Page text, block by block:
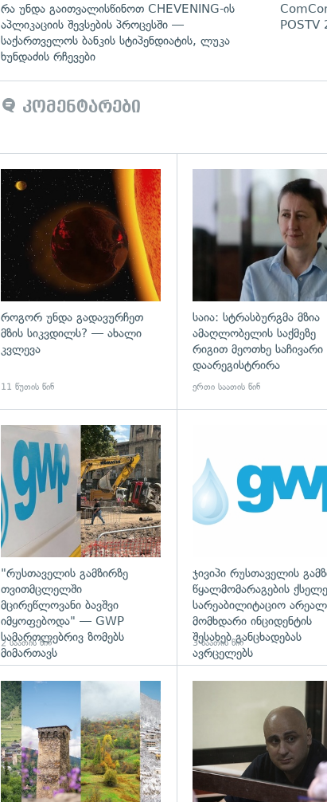
რა უნდა გაითვალისწინოთ CHEVENING-ის
აპლიკაციის შევსების პროცესში —
საქართველოს ბანკის სტიპენდიატის, ლუკა
ხუნდაძის რჩევები
POSTV
კომენტარები
როგორ უნდა გადავურჩეთ
მზის სიკვდილს? — ახალი
კვლევა
11 წუთის წინ
საია: სტრასბურგმა მზია
ამაღლობელის საქმეზე
რიგით მეოთხე საჩივარი
დაარეგისტრირა
ერთი საათის წინ
"რუსთაველის გამზირზე
თვითმცლელში
მცირეწლოვანი ბავშვი
იმყოფებოდა" — GWP
სამართლებრივ ზომებს
მიმართავს
2 საათის წინ
ჯივიპი რუსთაველის
წყალმომარაგების
სარეაბილიტაციო
მომხდარი ინციდენტის
შესახებ განცხადებას
ავრცელებს
3 საათის წინ